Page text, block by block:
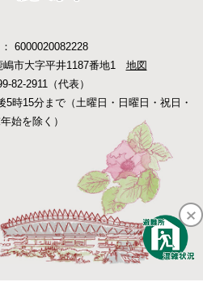
6000020082228
市大字平井1187番地1 地図
82-2911（代表）
時15分まで（土曜日・日曜日・祝日・
始を除く）